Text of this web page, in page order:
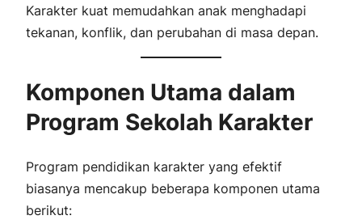
Karakter kuat memudahkan anak menghadapi
tekanan, konflik, dan perubahan di masa depan.
Komponen Utama dalam
Program Sekolah Karakter
Program pendidikan karakter yang efektif
biasanya mencakup beberapa komponen utama
berikut: